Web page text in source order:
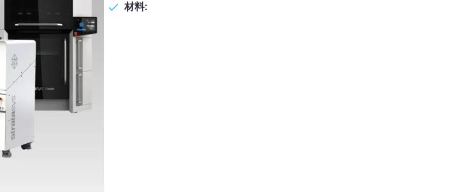
材料: